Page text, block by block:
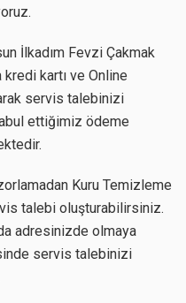
İlkadım Fevzi Çakmak
kredi kartı ve Online
servis talebinizi
ettiğimiz ödeme
Kuru Temizleme
talebi oluşturabilirsiniz.
adresinizde olmaya
servis talebinizi